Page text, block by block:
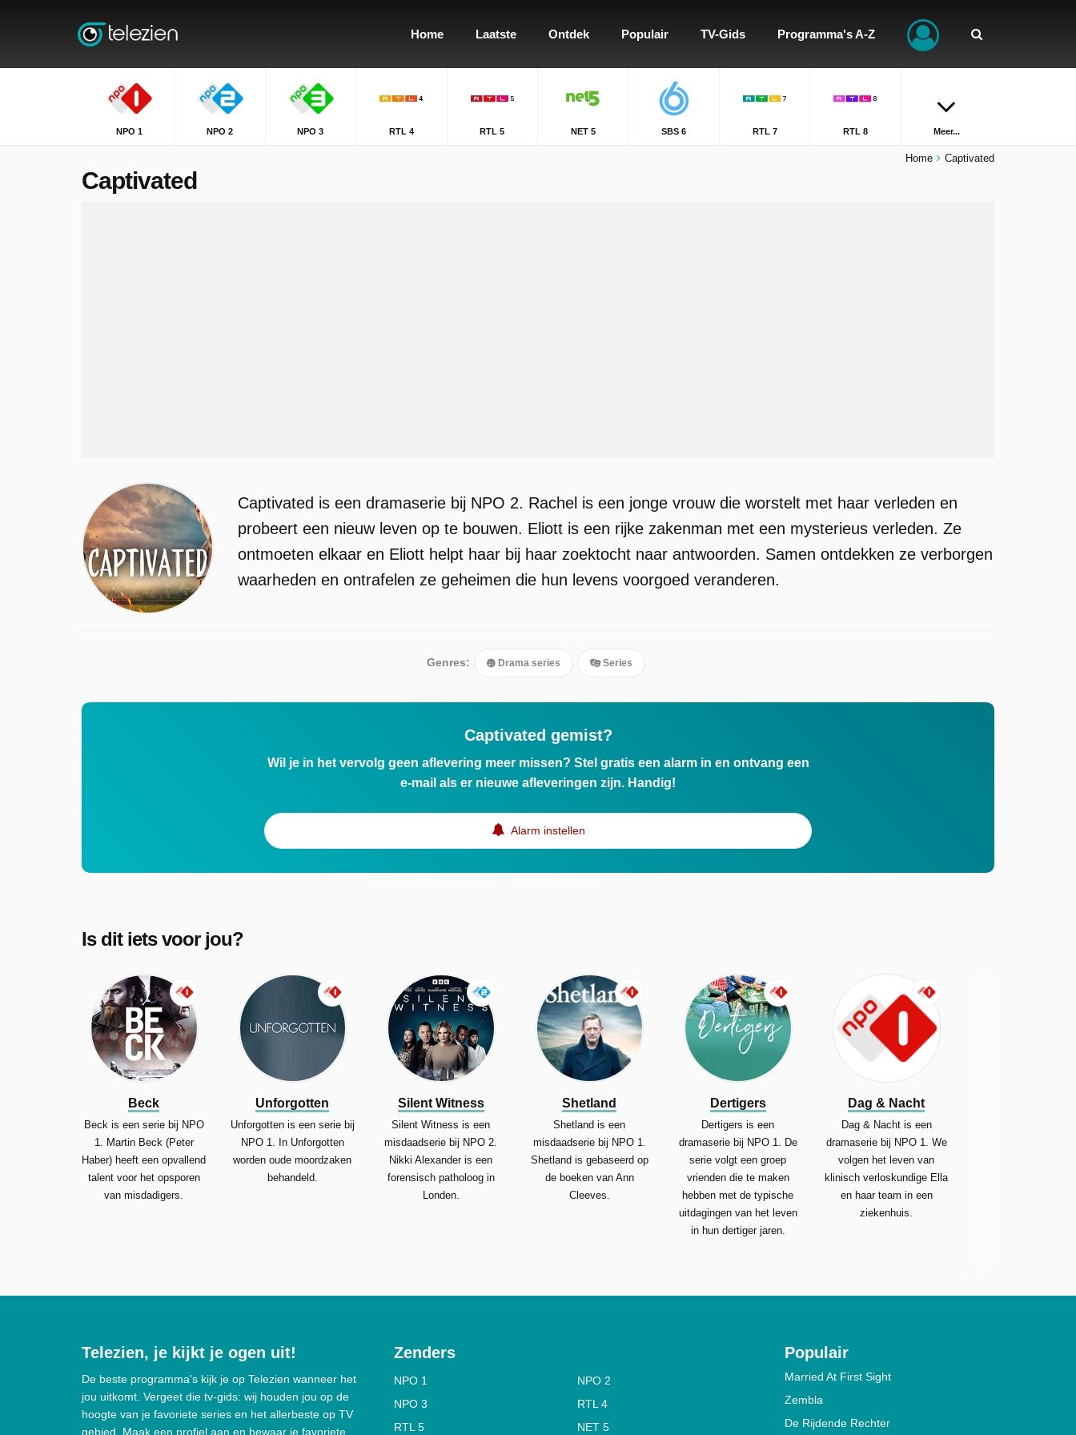
Home Laatste Ontdek Populair TV-Gids Programma's A-Z
NPO 1 NPO 2 NPO 3 RTL 4 RTL 5 NET 5 SBS 6 RTL 7 RTL 8 Meer...
Home Captivated
Captivated
Captivated is een dramaserie bij NPO 2. Rachel is een jonge vrouw die worstelt met haar verleden en
probeert een nieuw leven op te bouwen. Eliott is een rijke zakenman met een mysterieus verleden. Ze
ontmoeten elkaar en Eliott helpt haar bij haar zoektocht naar antwoorden. Samen ontdekken ze verborgen
waarheden en ontrafelen ze geheimen die hun levens voorgoed veranderen.
Genres: Drama series Series
Captivated gemist?
Wil je in het vervolg geen aflevering meer missen? Stel gratis een alarm in en ontvang een
e-mail als er nieuwe afleveringen zijn. Handig!
Alarm instellen
Is dit iets voor jou?
Beck
Beck is een serie bij NPO
1. Martin Beck (Peter
Haber) heeft een opvallend
talent voor het opsporen
van misdadigers.
Unforgotten
Unforgotten is een serie bij
NPO 1. In Unforgotten
worden oude moordzaken
behandeld.
Silent Witness
Silent Witness is een
misdaadserie bij NPO 2.
Nikki Alexander is een
forensisch patholoog in
Londen.
Shetland
Shetland is een
misdaadserie bij NPO 1.
Shetland is gebaseerd op
de boeken van Ann
Cleeves.
Dertigers
Dertigers is een
dramaserie bij NPO 1. De
serie volgt een groep
vrienden die te maken
hebben met de typische
uitdagingen van het leven
in hun dertiger jaren.
Dag & Nacht
Dag & Nacht is een
dramaserie bij NPO 1. We
volgen het leven van
klinisch verloskundige Ella
en haar team in een
ziekenhuis.
Telezien, je kijkt je ogen uit!
De beste programma's kijk je op Telezien wanneer het
jou uitkomt. Vergeet die tv-gids: wij houden jou op de
hoogte van je favoriete series en het allerbeste op TV
gebied. Maak een profiel aan en bewaar je favoriete
Zenders
NPO 1
NPO 2
NPO 3
RTL 4
RTL 5
NET 5
Populair
Married At First Sight
Zembla
De Rijdende Rechter